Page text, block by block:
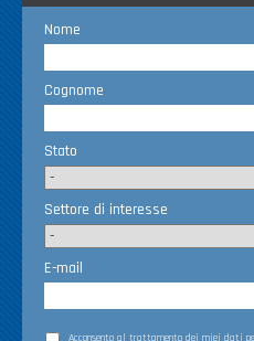
Nome
Cognome
Stato
Settore di interesse
E-mail
Acconsento al trattamento dei miei dati